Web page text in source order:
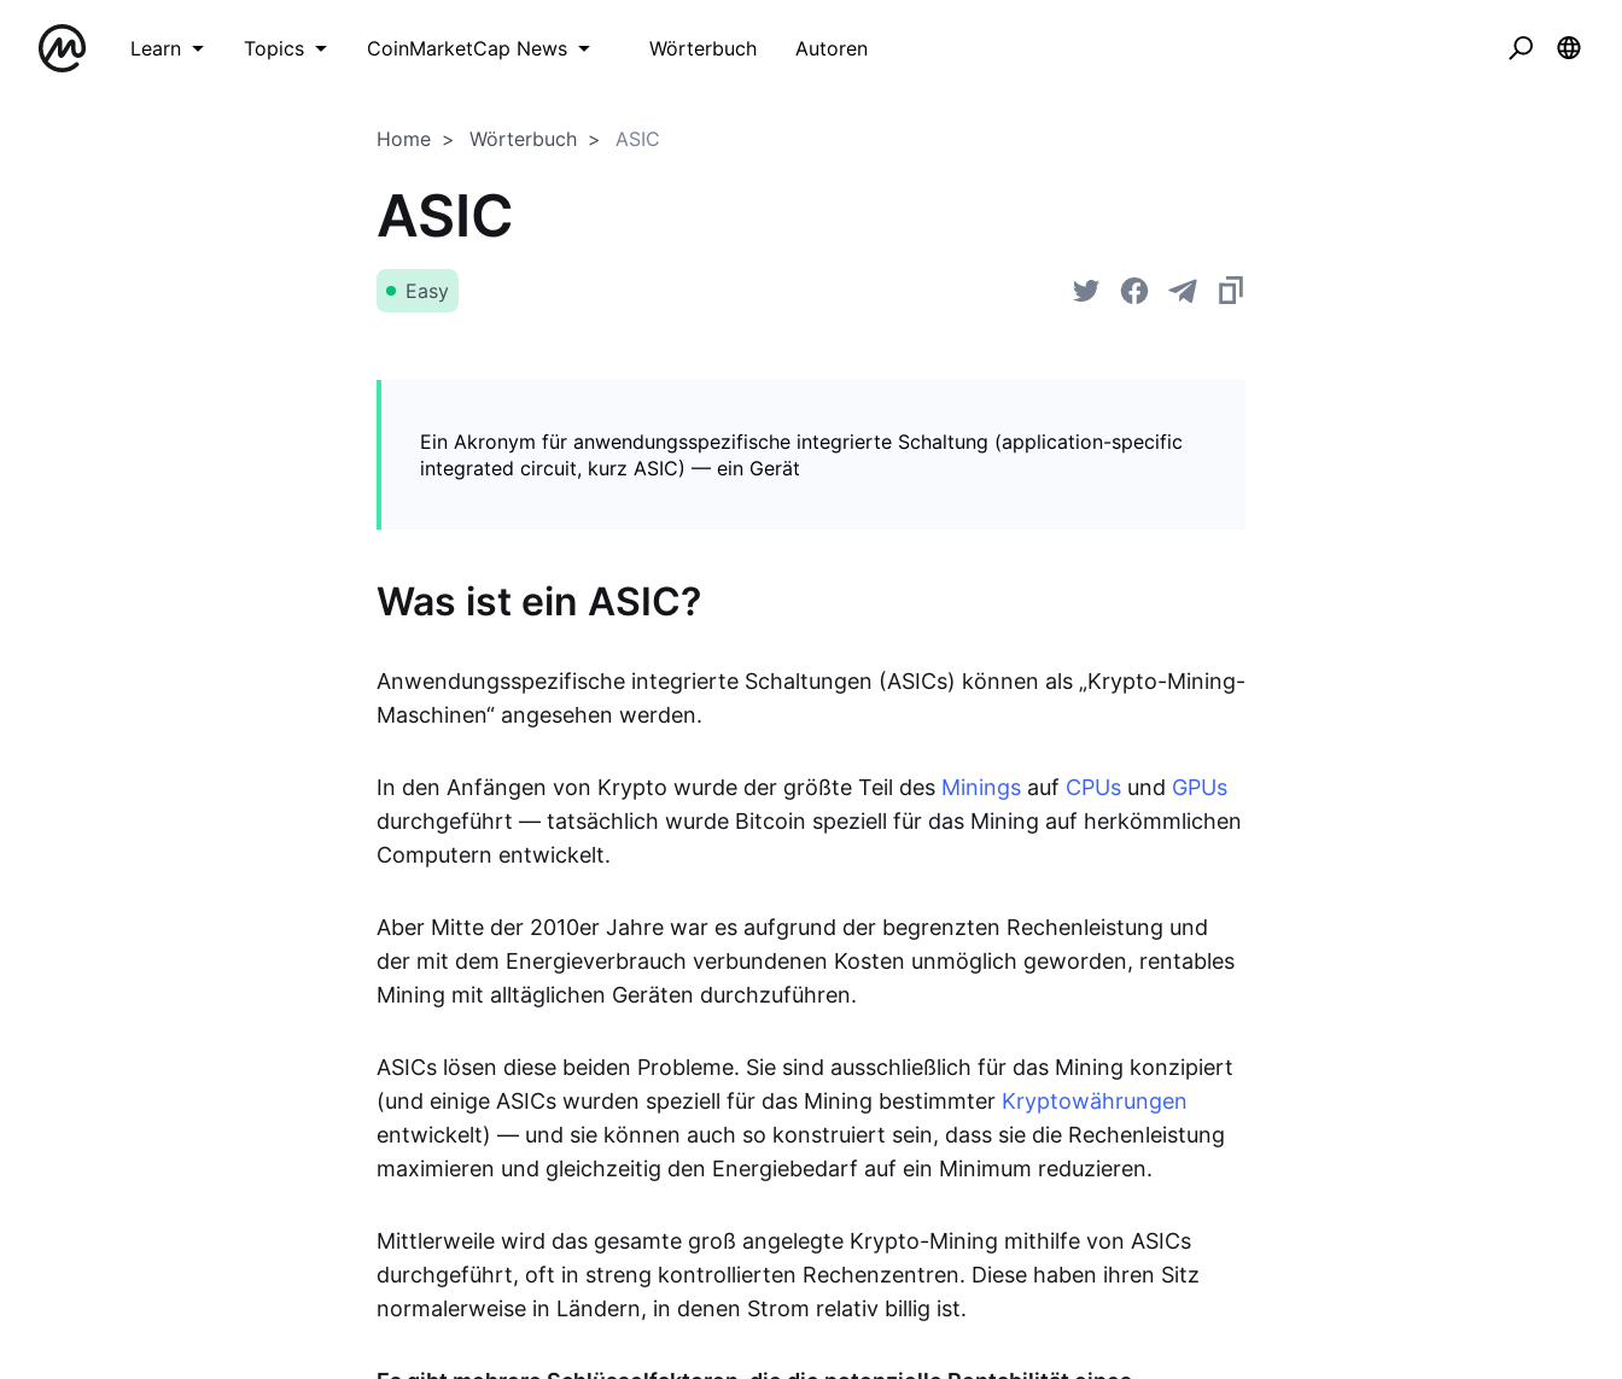
Learn Topics CoinMarketCap News Wörterbuch Autoren
Home Wörterbuch ASIC
ASIC
Easy
Ein Akronym für anwendungsspezifische integrierte Schaltung (application-specific
integrated circuit, kurz ASIC) — ein Gerät
Was ist ein ASIC?
Anwendungsspezifische integrierte Schaltungen (ASICs) können als „Krypto-Mining-
Maschinen“ angesehen werden.
In den Anfängen von Krypto wurde der größte Teil des Minings auf CPUs und GPUs
durchgeführt — tatsächlich wurde Bitcoin speziell für das Mining auf herkömmlichen
Computern entwickelt.
Aber Mitte der 2010er Jahre war es aufgrund der begrenzten Rechenleistung und
der mit dem Energieverbrauch verbundenen Kosten unmöglich geworden, rentables
Mining mit alltäglichen Geräten durchzuführen.
ASICs lösen diese beiden Probleme. Sie sind ausschließlich für das Mining konzipiert
(und einige ASICs wurden speziell für das Mining bestimmter Kryptowährungen
entwickelt) — und sie können auch so konstruiert sein, dass sie die Rechenleistung
maximieren und gleichzeitig den Energiebedarf auf ein Minimum reduzieren.
Mittlerweile wird das gesamte groß angelegte Krypto-Mining mithilfe von ASICs
durchgeführt, oft in streng kontrollierten Rechenzentren. Diese haben ihren Sitz
normalerweise in Ländern, in denen Strom relativ billig ist.